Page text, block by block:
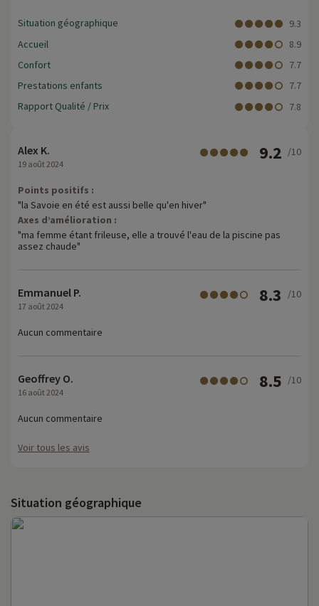
Situation géographique
9.3
Accueil
8.9
Confort
7.7
Prestations enfants
7.7
Rapport Qualité / Prix
7.8
Alex K.
19 août 2024
9.2 /10
Points positifs :
"la Savoie en été est aussi belle qu'en hiver"
Axes d’amélioration :
"ma femme étant frileuse, elle a trouvé l'eau de la piscine pas
assez chaude"
Emmanuel P.
17 août 2024
8.3 /10
Aucun commentaire
Geoffrey O.
16 août 2024
8.5 /10
Aucun commentaire
Voir tous les avis
Situation géographique